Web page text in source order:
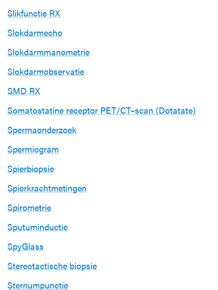
Slikfunctie RX
Slokdarmecho
Slokdarmmanometrie
Slokdarmobservatie
SMD RX
Somatostatine receptor PET/CT–scan (Dotatate)
Spermaonderzoek
Spermiogram
Spierbiopsie
Spierkrachtmetingen
Spirometrie
Sputuminductie
SpyGlass
Stereotactische biopsie
Sternumpunctie